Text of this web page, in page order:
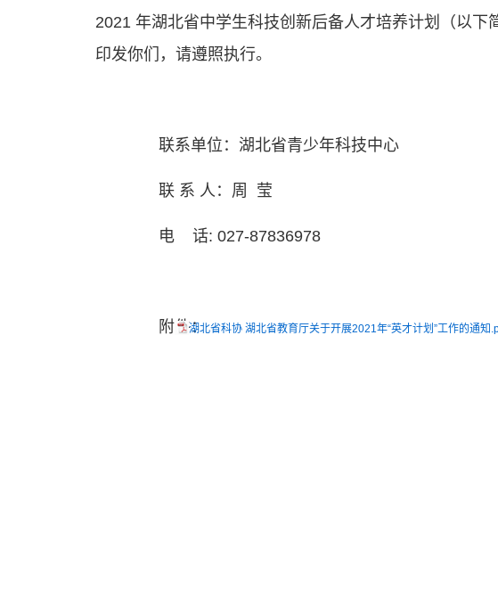
2021 年湖北省中学生科技创新后备人才培养计划（以下
印发你们，请遵照执行。
联系单位：湖北省青少年科技中心
联 系 人：周 莹
电 话: 027-87836978
附件：湖北省科协 湖北省教育厅关于开展2021年“英才计划”工作的通知